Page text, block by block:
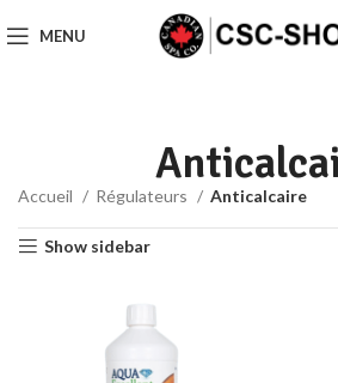
MENU
Accueil Régulateurs Anticalcaire
Show sidebar